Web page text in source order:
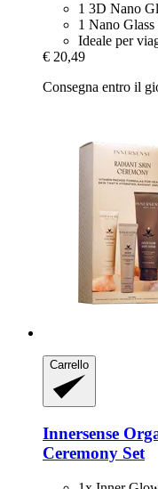
1 3D Nano
1 Nano
Ideale per
€ 20,49
Consegna entro il
Carrello
Innersense
Ceremony Set